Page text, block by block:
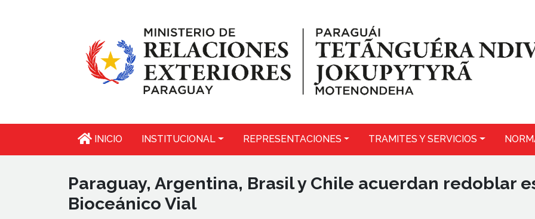
INICIO INSTITUCIONAL REPRESENTACIONES TRAMITES Y SERVICIOS
Paraguay, Argentina, Brasil y Chile acuerdan redoblar
Bioceánico Vial